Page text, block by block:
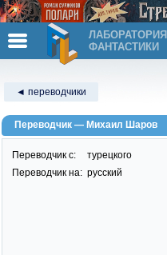
ЛАБОРАТОРИЯ
ФАНТАСТИКИ
◄ переводчики
Переводчик — Михаил Шаров
Переводчик c:
турецкого
Переводчик на: русский